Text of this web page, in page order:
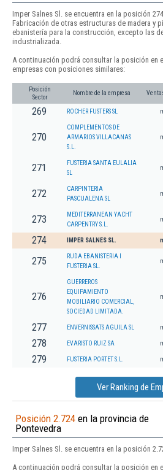
Imper Salnes Sl. se encuentra en la posición
Fabricación de otras estructuras de madera y
ebanistería para la construcción, excepto las
industrializada.
A continuación podrá consultar la posición en
empresas con posiciones similares:
Posición
Sector
Nombre de la empresa
269 ROCHER FUSTERS SL
270
COMPLEMENTOS DE
ARMARIOS VILLACANAS
S.L.
271
FUSTERIA SANTA EULALIA
SL
272
CARPINTERIA
PASCUALENA SL
273
MEDITERRANEAN YACHT
CARPENTRY S.L.
274 IMPER SALNES SL.
275
RUDA EBANISTERIA I
FUSTERIA SL.
276
GUERREROS
EQUIPAMIENTO
MOBILIARIO COMERCIAL,
SOCIEDAD LIMITADA.
277 ENVERNISSATS AGUILA SL
278 EVARISTO RUIZ SA
279 FUSTERIA PORTET S.L.
Ver Ranking de
Posición 2.724 en la provincia de
Pontevedra
Imper Salnes Sl. se encuentra en la posición
A continuación podrá consultar la posición en